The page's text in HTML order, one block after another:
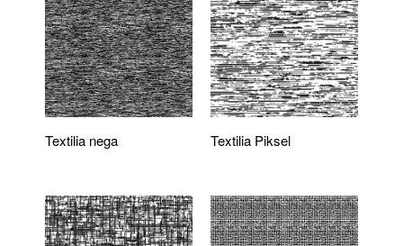
Textilia nega Textilia Piksel